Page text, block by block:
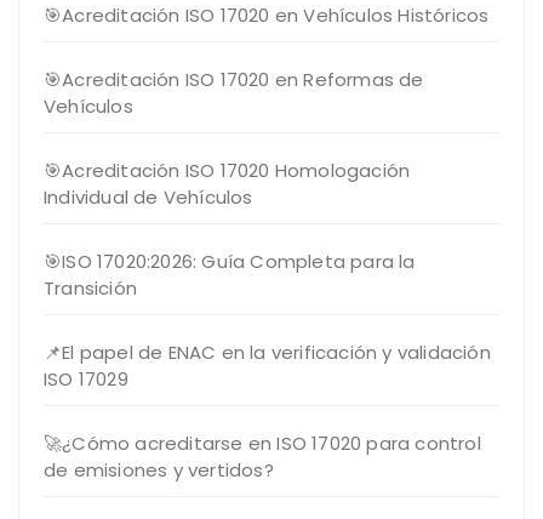
🎯Acreditación ISO 17020 en Vehículos Históricos
🎯Acreditación ISO 17020 en Reformas de
Vehículos
🎯Acreditación ISO 17020 Homologación
Individual de Vehículos
🎯ISO 17020:2026: Guía Completa para la
Transición
📌El papel de ENAC en la verificación y validación
ISO 17029
🚀¿Cómo acreditarse en ISO 17020 para control
de emisiones y vertidos?